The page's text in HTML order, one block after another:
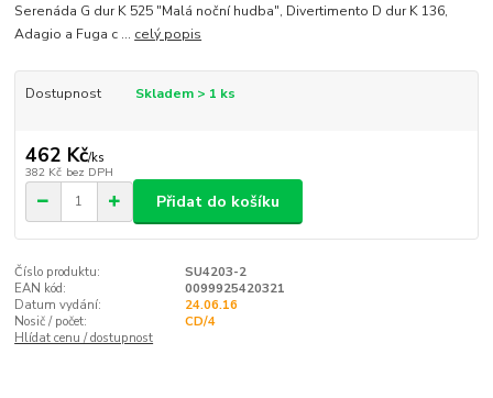
Serenáda G dur K 525 "Malá noční hudba", Divertimento D dur K 136,
Adagio a Fuga c ... celý popis
Dostupnost Skladem > 1 ks
462 Kč/ks
382 Kč bez DPH
Přidat do košíku
Číslo produktu:
SU4203-2
EAN kód:
0099925420321
Datum vydání:
24.06.16
Nosič / počet:
CD/4
Hlídat cenu / dostupnost